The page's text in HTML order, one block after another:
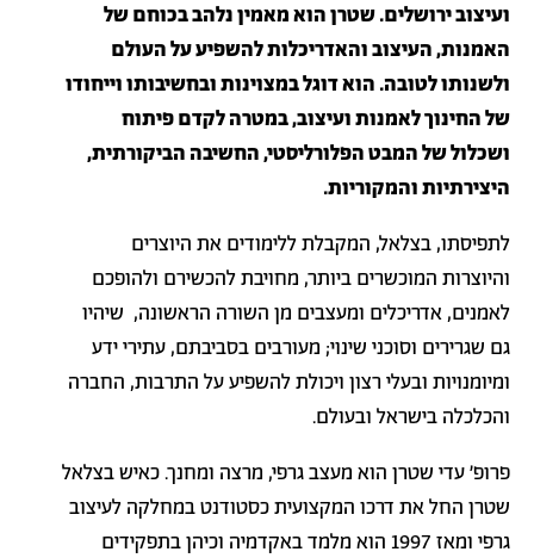
ועיצוב ירושלים. שטרן הוא מאמין נלהב בכוחם של
האמנות, העיצוב והאדריכלות להשפיע על העולם
ולשנותו לטובה. הוא דוגל במצוינות ובחשיבותו וייחודו
של החינוך לאמנות ועיצוב, במטרה לקדם פיתוח
ושכלול של המבט הפלורליסטי, החשיבה הביקורתית,
היצירתיות והמקוריות.
לתפיסתו, בצלאל, המקבלת ללימודים את היוצרים
והיוצרות המוכשרים ביותר, מחויבת להכשירם ולהופכם
לאמנים, אדריכלים ומעצבים מן השורה הראשונה, שיהיו
גם שגרירים וסוכני שינוי; מעורבים בסביבתם, עתירי ידע
ומיומנויות ובעלי רצון ויכולת להשפיע על התרבות, החברה
והכלכלה בישראל ובעולם.
פרופ׳ עדי שטרן הוא מעצב גרפי, מרצה ומחנך. כאיש בצלאל
שטרן החל את דרכו המקצועית כסטודנט במחלקה לעיצוב
גרפי ומאז 1997 הוא מלמד באקדמיה וכיהן בתפקידים